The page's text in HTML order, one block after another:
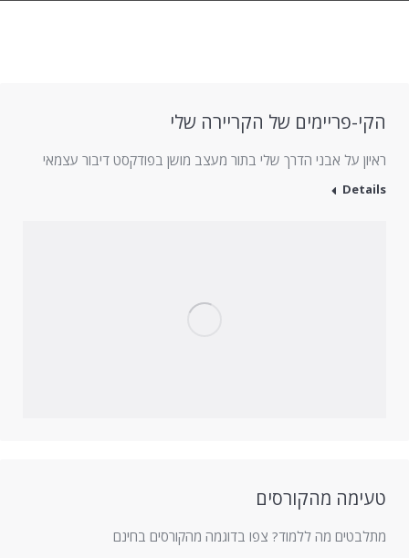
הקי-פריימים של הקריירה שלי
ראיון על אבני הדרך שלי בתור מעצב מושן בפודקסט דיבור עצמאי
Details
טעימה מהקורסים
מתלבטים מה ללמוד? צפו בדוגמה מהקורסים בחינם